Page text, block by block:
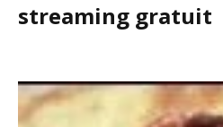
streaming gratuit